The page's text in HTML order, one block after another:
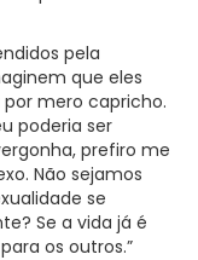
pela
que eles
mero capricho.
poderia ser
prefiro me
Não sejamos
se
Se a vida já é
os outros.”